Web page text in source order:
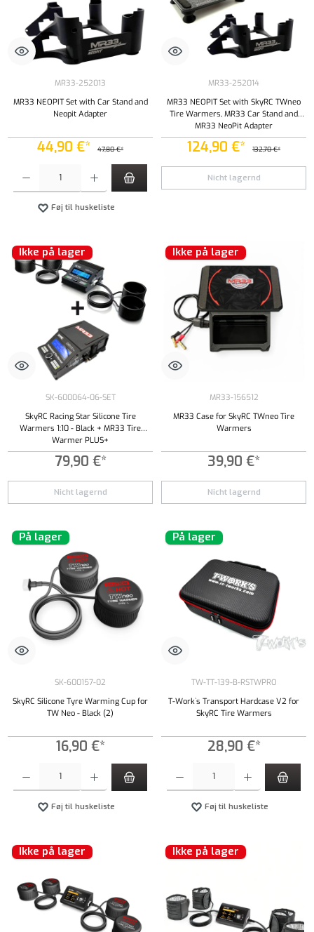
MR33-252013
MR33 NEOPIT Set with Car Stand and
Neopit Adapter
44,90 €* 47,80 €*
Produktmængde: Indtast det ønskede beløb, eller brug knapperne til at øge eller formindske
Føj til huskeliste
MR33-252014
MR33 NEOPIT Set with SkyRC TWneo
Tire Warmers, MR33 Car Stand and
MR33 NeoPit Adapter
124,90 €* 132,70 €*
Nicht lagernd
Ikke på lager
SK-600064-06-SET
SkyRC Racing Star Silicone Tire
Warmers 1:10 - Black + MR33 Tire
Warmer PLUS+
79,90 €*
Nicht lagernd
Ikke på lager
MR33-156512
MR33 Case for SkyRC TWneo Tire
Warmers
39,90 €*
Nicht lagernd
På lager
SK-600157-02
SkyRC Silicone Tyre Warming Cup for
TW Neo - Black (2)
16,90 €*
Føj til huskeliste
På lager
TW-TT-139-B-RSTWPRO
T-Work`s Transport Hardcase V2 for
SkyRC Tire Warmers
28,90 €*
Føj til huskeliste
Ikke på lager Ikke på lager